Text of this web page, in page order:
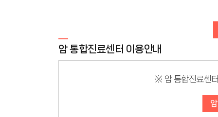
수집된 개인정보의 보유기간은 3년 후 삭제되며
4. 개인정보의 수집, 이용에 대한 동의 거부
단, 동의를 거부할 경우 진료예약이 불가하오니
암 통합진료센터 이용안내
※ 암 통합진료센